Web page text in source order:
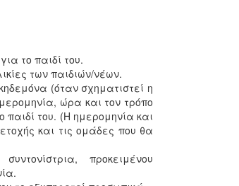
το παιδί του.
των παιδιών/νέων.
(όταν σχηματιστεί η
ώρα και τον τρόπο
του. (Η ημερομηνία και
και τις ομάδες που θα
προκειμένου